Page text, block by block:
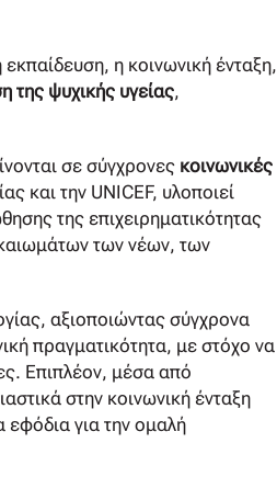
η κοινωνική ένταξη,
της ψυχικής υγείας,
σε σύγχρονες κοινωνικές
και την UNICEF, υλοποιεί
της επιχειρηματικότητας
των νέων, των
αξιοποιώντας σύγχρονα
πραγματικότητα, με στόχο να
Επιπλέον, μέσα από
στην κοινωνική ένταξη
για την ομαλή